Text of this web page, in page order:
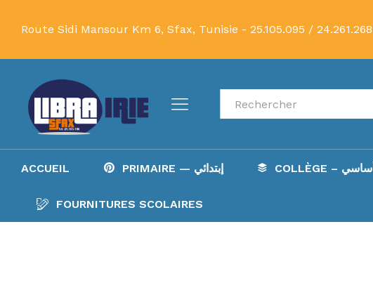
Route Sidi Mansour Km 6, Sfax, Tunisie - 25.105.095 / 24.261.268
Recherche
ACCUEIL PRIMAIRE — إبتدائي COLLÈGE – أساسي
FOURNITURES SCOLAIRES